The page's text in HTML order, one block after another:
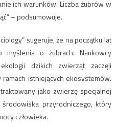
ich warunków. Liczba żubrów w
– podsumowuje.
sugeruje, że na początku lat
o żubrach. Naukowcy
dzikich zwierząt zaczęli
istniejących ekosystemów.
jako zwierzę specjalnej
przyrodniczego, który
człowieka.